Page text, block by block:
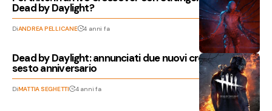
Dead by Daylight?
DiANDREA PELLICANE 4 anni fa
Dead by Daylight: annunciati due nuovi crossover per il
sesto anniversario
DiMATTIA SEGHETTI 4 anni fa